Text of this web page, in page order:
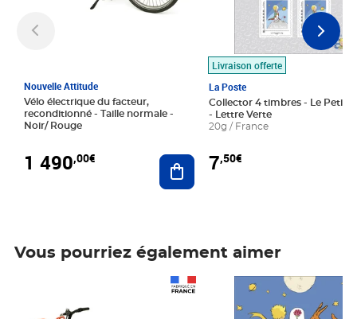
Nouvelle Attitude
Vélo électrique du facteur,
reconditionné - Taille normale -
Noir/ Rouge
1 490,00€ Ajouter au panier
Livraison offerte
La Poste
Collector 4 timbres - Le Petit
- Lettre Verte
20g / France
7,50€
Vous pourriez également aimer
Prix 7,50€